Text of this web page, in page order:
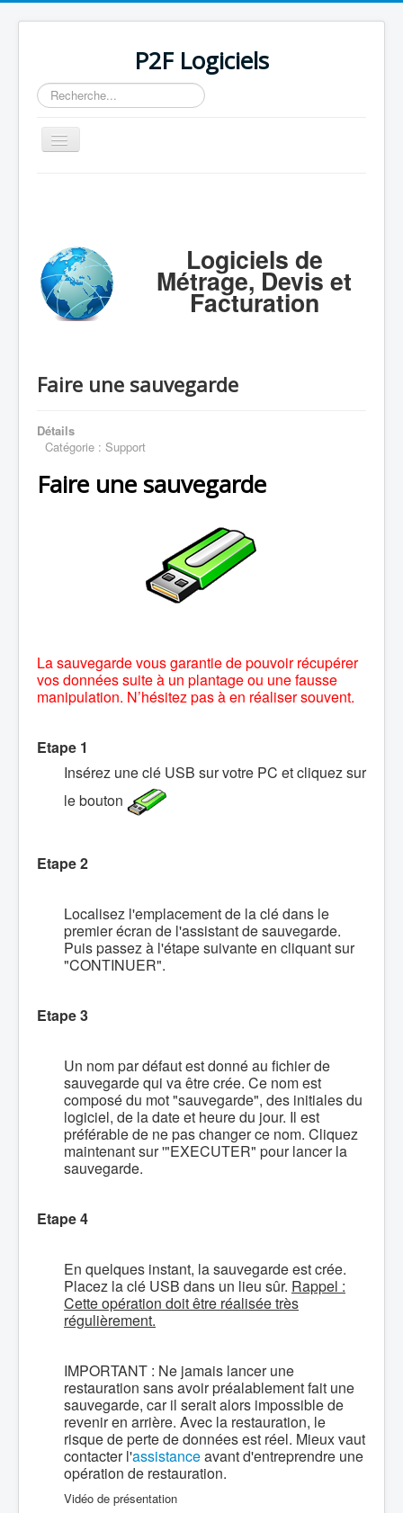
P2F Logiciels
Rechercher
Basculer
la
Support
Tarifs/Acheter
Contact / Mail / Liens
Logiciels de
Métrage, Devis et
Facturation
Faire une sauvegarde
Détails
Catégorie : Support
Faire une sauvegarde
La sauvegarde vous garantie de pouvoir récupérer
vos données suite à un plantage ou une fausse
manipulation. N’hésitez pas à en réaliser souvent.
Etape 1
Insérez une clé USB sur votre PC et cliquez sur
le bouton
Etape 2
Localisez l'emplacement de la clé dans le
premier écran de l'assistant de sauvegarde.
Puis passez à l'étape suivante en cliquant sur
"CONTINUER".
Etape 3
Un nom par défaut est donné au fichier de
sauvegarde qui va être crée. Ce nom est
composé du mot "sauvegarde", des initiales du
logiciel, de la date et heure du jour. Il est
préférable de ne pas changer ce nom. Cliquez
maintenant sur '"EXECUTER" pour lancer la
sauvegarde.
Etape 4
En quelques instant, la sauvegarde est crée.
Placez la clé USB dans un lieu sûr. Rappel :
Cette opération doit être réalisée très
régulièrement.
IMPORTANT : Ne jamais lancer une
restauration sans avoir préalablement fait une
sauvegarde, car il serait alors impossible de
revenir en arrière. Avec la restauration, le
risque de perte de données est réel. Mieux vaut
contacter l'assistanceavant d'entreprendre une
opération de restauration.
Vidéo de présentation